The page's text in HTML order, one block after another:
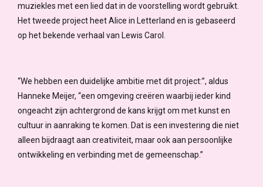
muziekles met een lied dat in de voorstelling wordt gebruikt.
Het tweede project heet Alice in Letterland en is gebaseerd
op het bekende verhaal van Lewis Carol.
“We hebben een duidelijke ambitie met dit project:”, aldus
Hanneke Meijer, “een omgeving creëren waarbij ieder kind
ongeacht zijn achtergrond de kans krijgt om met kunst en
cultuur in aanraking te komen. Dat is een investering die niet
alleen bijdraagt aan creativiteit, maar ook aan persoonlijke
ontwikkeling en verbinding met de gemeenschap.”